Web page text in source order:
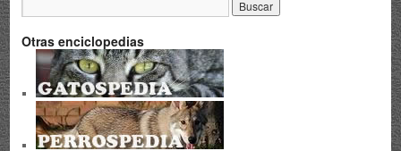
Otras enciclopedias